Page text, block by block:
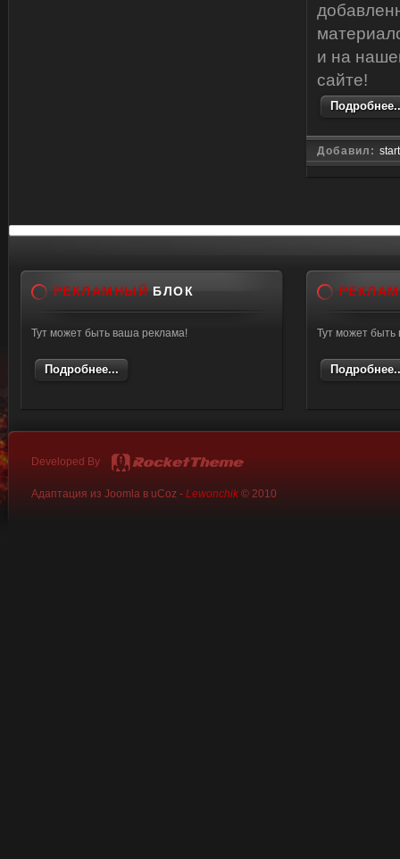
и на
сайте!
Добавил:
РЕКЛАМНЫЙ БЛОК
Тут может быть ваша реклама!
Подробнее...
Тут может
Developed By
Адаптация из Joomla в uCoz - Lewonchik© 2010